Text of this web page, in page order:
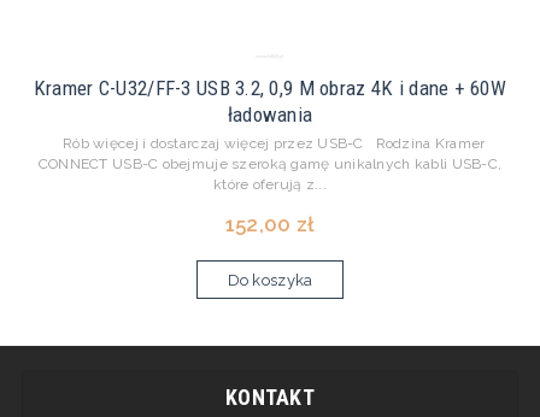
Kramer C-U32/FF-3 USB 3.2, 0,9 M obraz 4K i dane + 60W
ładowania
Rób więcej i dostarczaj więcej przez USB-C Rodzina Kramer
CONNECT USB-C obejmuje szeroką gamę unikalnych kabli USB-C,
które oferują z...
152,00 zł
Do koszyka
KONTAKT